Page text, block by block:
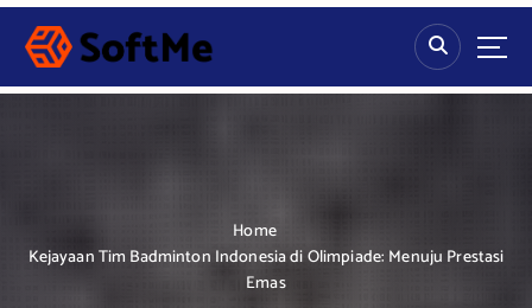
S
p
Home
Kejayaan Tim Badminton Indonesia di Olimpiade: Menuju Prestasi
Emas